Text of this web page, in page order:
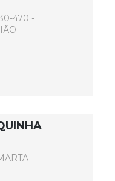
470 -